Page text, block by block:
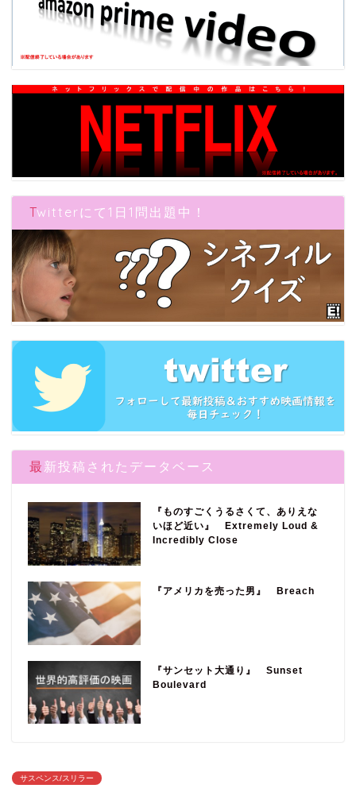
Twitterにて1日1問出題中！
最新投稿されたデータベース
『ものすごくうるさくて、ありえな
いほど近い』 Extremely Loud &
Incredibly Close
『アメリカを売った男』 Breach
『サンセット大通り』 Sunset
Boulevard
サスペンス/スリラー